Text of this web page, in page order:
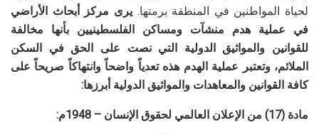
لحياة المواطنين في المنطقة برمتها.يرى مركز أبحاث الأراضي
في عملية هدم منشآت ومساكن الفلسطينيين بأنها مخالفة
للقوانين والمواثيق الدولية التي نصت على الحق في السكن
الملائم، وتعتبر عملية الهدم هذه تعدياً واضحاً وانتهاكاً صريحاً على
كافة القوانين والمعاهدات والمواثيق الدولية أبرزها:
مادة (17) من الإعلان العالمي لحقوق الإنسان – 1948م: